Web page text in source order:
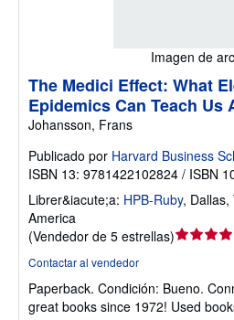
Imagen de
The Medici Effect: What
Epidemics Can Teach Us
Johansson, Frans
Publicado por Harvard Business
ISBN 13: 9781422102824 / ISBN
Librer&iacute;a: HPB-Ruby,
America
(Vendedor de 5 estrellas)
5
de
Contactar al vendedor
Paperback. Condición: Bueno.
great books since 1972! Used